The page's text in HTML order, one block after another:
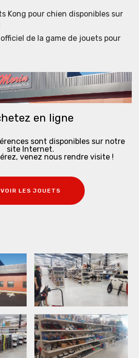
Kong pour chien disponibles sur
de la game de jouets pour
en ligne
sont disponibles sur notre
site Internet.
venez nous rendre visite !
VOIR LES JOUETS